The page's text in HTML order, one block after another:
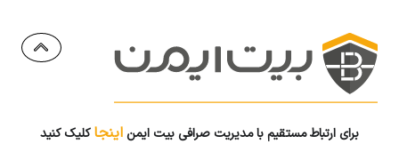
برای ارتباط مستقیم با مدیریت صرافی بیت ایمن اینجاکلیک کنید